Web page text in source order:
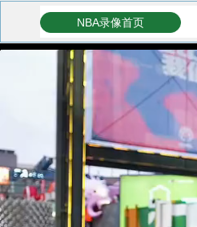
NBA录像首页